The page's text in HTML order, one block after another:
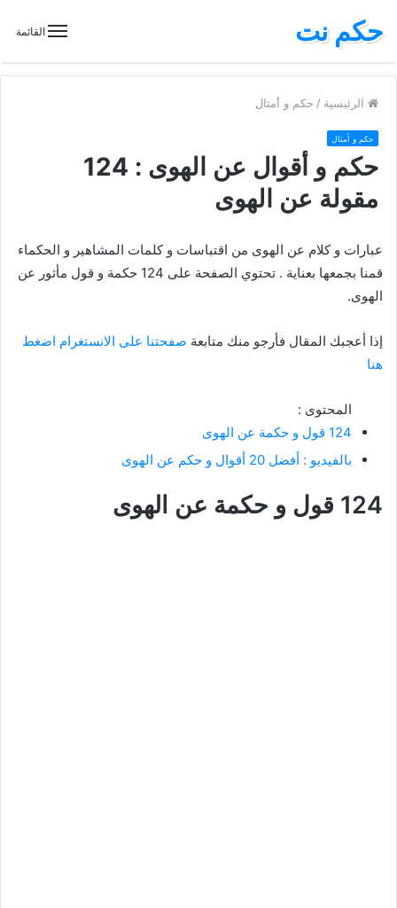
القائمة حكم نت
الرئيسية / حكم و أمثال
حكم و أمثال
حكم و أقوال عن الهوى : 124
مقولة عن الهوى
عبارات و كلام عن الهوى من اقتباسات و كلمات المشاهير و الحكماء
قمنا بجمعها بعناية . تحتوي الصفحة على 124 حكمة و قول مأثور عن
الهوى.
إذا أعجبك المقال فأرجو منك متابعة صفحتنا على الانستغرام اضغط
هنا
المحتوى :
124 قول و حكمة عن الهوى
بالفيديو : أفضل 20 أقوال و حكم عن الهوى
124 قول و حكمة عن الهوى